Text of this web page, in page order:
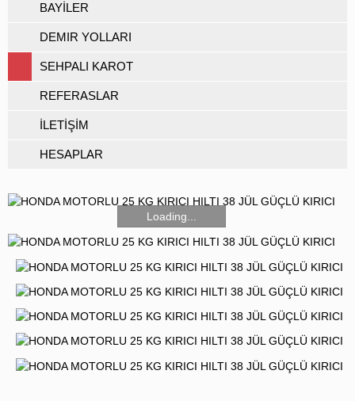
BAYİLER
DEMIR YOLLARI
SEHPALI KAROT
REFERASLAR
İLETİŞİM
HESAPLAR
Loading...